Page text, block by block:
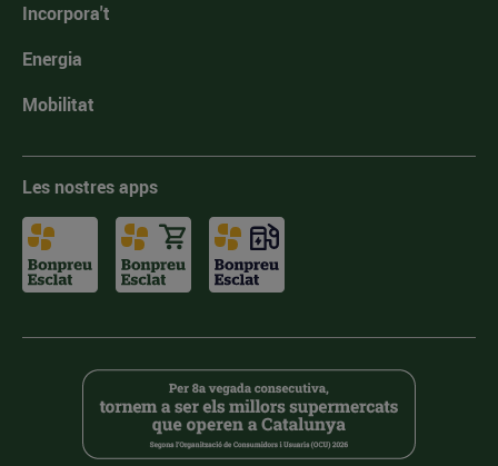
Incorpora't
Energia
Mobilitat
Les nostres apps